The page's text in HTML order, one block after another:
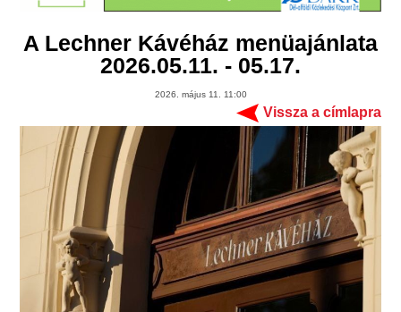
A Lechner Kávéház menüajánlata
2026.05.11. - 05.17.
2026. május 11. 11:00
Vissza a címlapra